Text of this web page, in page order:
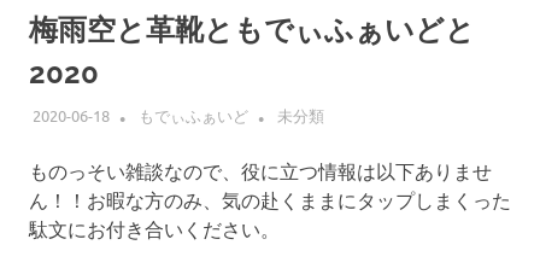
梅雨空と革靴ともでぃふぁいどと
2020
2020-06-18 もでぃふぁいど 未分類
ものっそい雑談なので、役に立つ情報は以下ありませ
ん！！お暇な方のみ、気の赴くままにタップしまくった
駄文にお付き合いください。